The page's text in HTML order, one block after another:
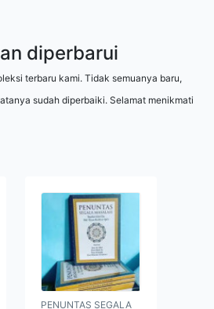
diperbarui
terbaru kami. Tidak semuanya baru,
sudah diperbaiki. Selamat menikmati
PENUNTAS SEGALA